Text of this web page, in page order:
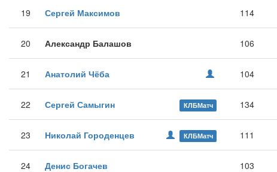
19 Сергей Максимов 114
20 Александр Балашов 106
21 Анатолий Чёба 104
22 КЛБМатч
Сергей Самыгин 134
23 КЛБМатч
Николай Городенцев 111
24 Денис Богачев 103